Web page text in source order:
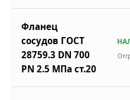
Фланец
сосудов ГОСТ
28759.3 DN 700
PN 2.5 МПа ст.20